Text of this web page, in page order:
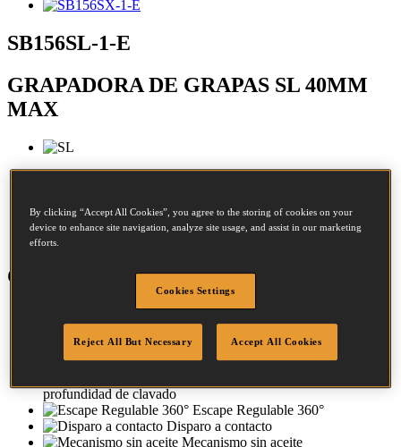
SB156SL-1-E
GRAPADORA DE GRAPAS SL 40MM
MAX
Corona:8 - 8mm
Largo:
Características
Cuerpo en aluminio
ergonómica de goma
Accesorio evita marcas
profundidad de clavado
Escape Regulable 360°
Disparo a contacto
Mecanismo sin aceite
By clicking “Accept All Cookies”, you agree to the storing of cookies on your
device to enhance site navigation, analyze site usage, and assist in our marketing
efforts.
Cookies Settings
Reject All But Necessary Accept All Cookies